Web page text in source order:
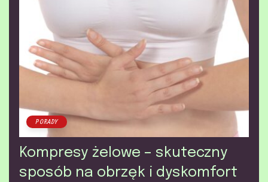
PORADY
Kompresy żelowe – skuteczny
sposób na obrzęk i dyskomfort